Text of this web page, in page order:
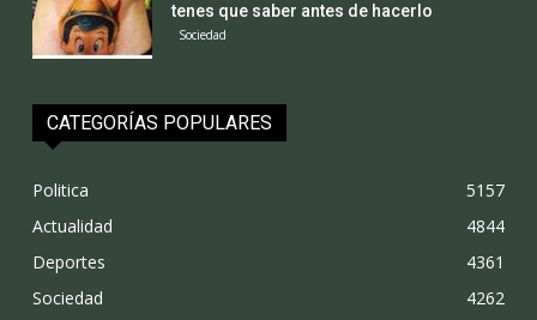
tenes que saber antes de hacerlo
Sociedad
CATEGORÍAS POPULARES
Politica
5157
Actualidad
4844
Deportes
4361
Sociedad
4262